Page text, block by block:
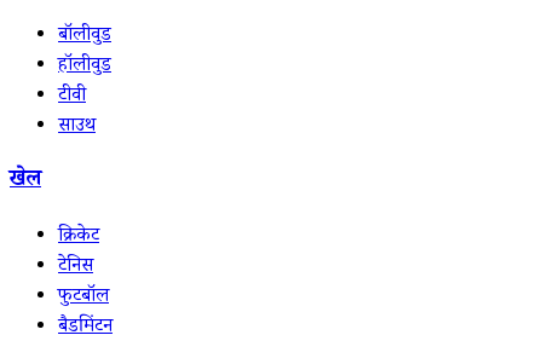
बॉलीवुड
हॉलीवुड
टीवी
साउथ
खेल
क्रिकेट
टेनिस
फुटबॉल
बैडमिंटन